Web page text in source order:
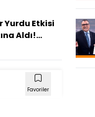
Yurdu Etkisi
Aldı!
Kara
Favoriler